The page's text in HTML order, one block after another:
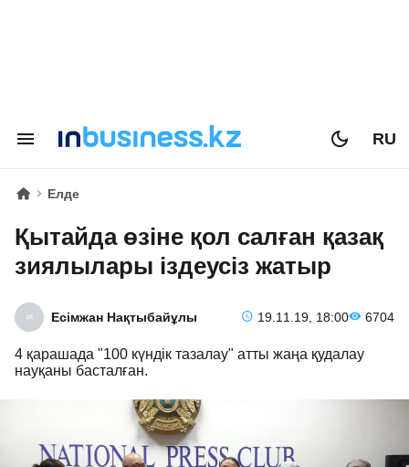
RU
Елде
Қытайда өзіне қол салған қазақ
зиялылары іздеусіз жатыр
Есімжан Нақтыбайұлы 19.11.19, 18:00 6704
4 қарашада "100 күндік тазалау" атты жаңа қудалау
науқаны басталған.